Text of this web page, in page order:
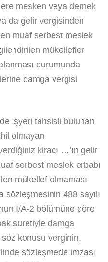
mesken veya dernek
da gelir vergisinden
muaf serbest meslek
mükellefler
durumunda
damga vergisi
işyeri tahsisli bulunan
olmayan
kiracı …’ın gelir
serbest meslek erbabı
mükellef olmaması
488 sayılı
I/A-2 bölümüne göre
suretiyle damga
konusu verginin,
sözleşmede imzası